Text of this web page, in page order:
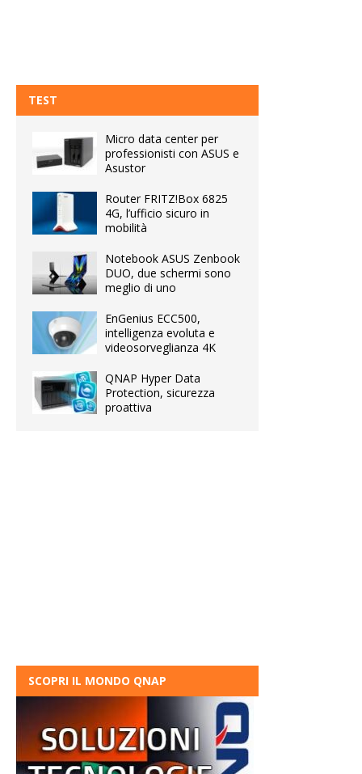
TEST
Micro data center per
professionisti con ASUS e
Asustor
Router FRITZ!Box 6825
4G, l’ufficio sicuro in
mobilità
Notebook ASUS Zenbook
DUO, due schermi sono
meglio di uno
EnGenius ECC500,
intelligenza evoluta e
videosorveglianza 4K
QNAP Hyper Data
Protection, sicurezza
proattiva
SCOPRI IL MONDO QNAP